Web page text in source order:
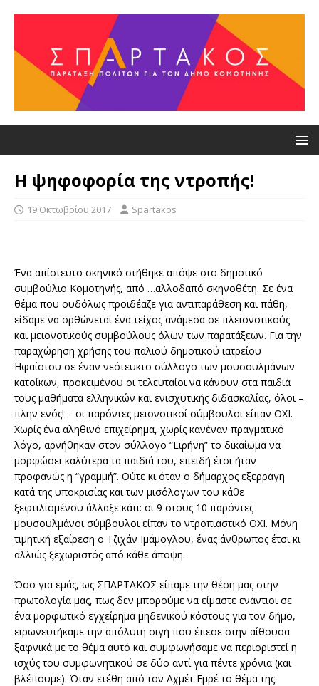
Η ψηφοφορία της ντροπής!
19 Οκτωβρίου 2017 Spartakos
Ένα απίστευτο σκηνικό στήθηκε απόψε στο δημοτικό
συμβούλιο Κομοτηνής, από …αλλοδαπό σκηνοθέτη. Σε ένα
θέμα που ουδόλως προϊδέαζε για αντιπαράθεση και πάθη,
είδαμε να ορθώνεται ένα τείχος ανάμεσα σε πλειονοτικούς
και μειονοτικούς συμβούλους όλων των παρατάξεων. Για την
παραχώρηση χρήσης του παλιού δημοτικού ιατρείου
Ηφαίστου σε έναν νεότευκτο σύλλογο των μουσουλμάνων
κατοίκων, προκειμένου οι τελευταίοι να κάνουν στα παιδιά
τους μαθήματα ελληνικών και ενισχυτικής διδασκαλίας, όλοι –
πλην ενός! – οι παρόντες μειονοτικοί σύμβουλοι είπαν ΟΧΙ.
Χωρίς ένα αληθινό επιχείρημα, χωρίς κανέναν πραγματικό
λόγο, αρνήθηκαν στον σύλλογο “Ειρήνη” το δικαίωμα να
μορφώσει καλύτερα τα παιδιά του, επειδή έτσι ήταν
προφανώς η “γραμμή”. Ούτε κι όταν ο δήμαρχος εξερράγη
κατά της υποκρισίας και των μισόλογων του κάθε
ξεφτιλισμένου άλλαξε κάτι: οι 9 στους 10 παρόντες
μουσουλμάνοι σύμβουλοι είπαν το ντροπιαστικό ΟΧΙ. Μόνη
τιμητική εξαίρεση ο Τζιχάν Ιμάμογλου, ένας άνθρωπος έτσι κι
αλλιώς ξεχωριστός από κάθε άποψη.
Όσο για εμάς, ως ΣΠΑΡΤΑΚΟΣ είπαμε την θέση μας στην
πρωτολογία μας, πως δεν μπορούμε να είμαστε ενάντιοι σε
ένα μορφωτικό εγχείρημα μηδενικού κόστους για τον δήμο,
ειρωνευτήκαμε την απόλυτη σιγή που έπεσε στην αίθουσα
ξαφνικά με το θέμα αυτό και συμφωνήσαμε να περιοριστεί η
ισχύς του συμφωνητικού σε δύο αντί για πέντε χρόνια (και
βλέπουμε). Όταν ετέθη από τον Αχμέτ Εμρέ το θέμα της